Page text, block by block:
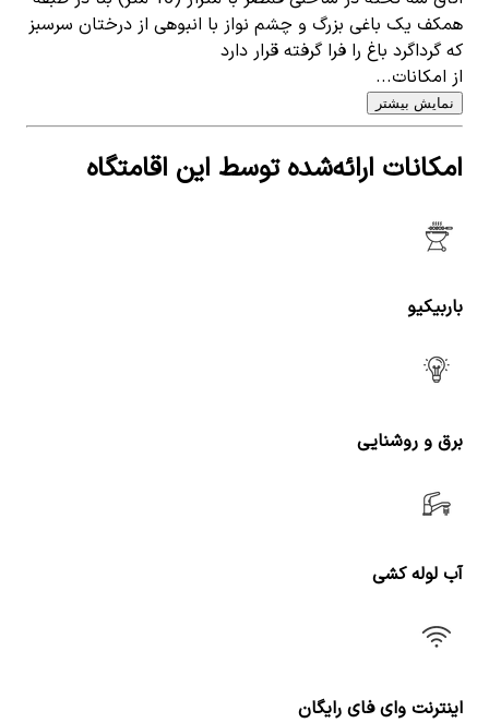
همکف یک باغی بزرگ و چشم نواز با انبوهی از درختان سرسبز
که گرداگرد باغ را فرا گرفته قرار دارد
از امکانات...
نمایش بیشتر
امکانات ارائه‌شده توسط این اقامتگاه
باربیکیو
برق و روشنایی
آب لوله کشی
اینترنت وای فای رایگان